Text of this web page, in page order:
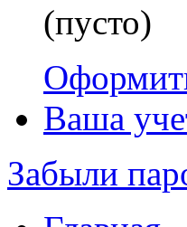
(пусто)
Ваша
Забыли